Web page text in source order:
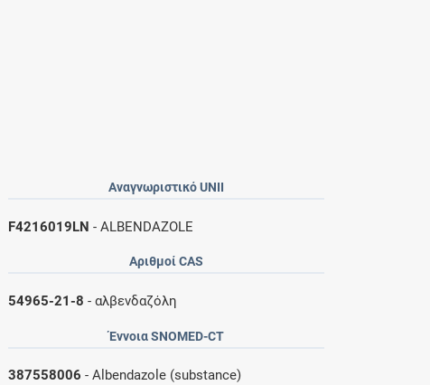
Αναγνωριστικό UNII
F4216019LN - ALBENDAZOLE
Αριθμοί CAS
54965-21-8 - αλβενδαζόλη
Έννοια SNOMED-CT
387558006 - Albendazole (substance)